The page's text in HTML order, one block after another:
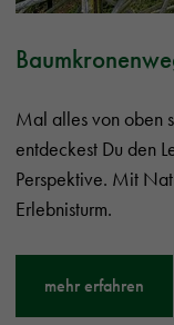
Mal alles von oben
entdeckest Du den
Perspektive. Mit
Erlebnisturm.
mehr erfahren